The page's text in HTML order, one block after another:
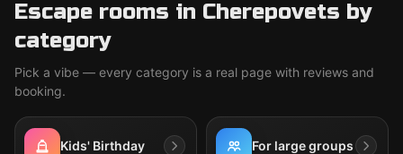
Escape rooms in Cherepovets by
category
Pick a vibe — every category is a real page with reviews and
booking.
Kids' Birthday For large groups